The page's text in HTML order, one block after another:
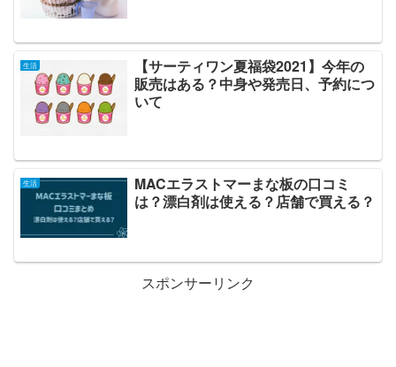
生活
【サーティワン夏福袋2021】今年の
販売はある？中身や発売日、予約につ
いて
生活
MACエラストマーまな板の口コミ
は？漂白剤は使える？店舗で買える？
スポンサーリンク